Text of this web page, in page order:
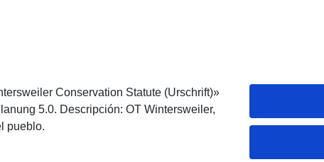
Conservation Statute (Urschrift)»
5.0. Descripción: OT Wintersweiler,
pueblo.